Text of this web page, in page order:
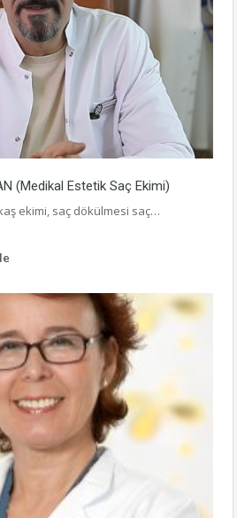
(Medikal Estetik Saç Ekimi)
ekimi, saç dökülmesi saç…